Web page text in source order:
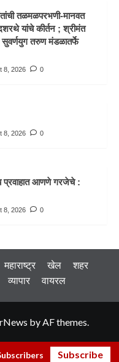
तळमळपरभणी-मानवत
यांचे कीर्तन ; श्रीमंत
तरुण मंडळातर्फे
8, 2026 0
8, 2026 0
प्रवाहात आणणे गरजेचे :
8, 2026 0
महाराष्ट्र खेल
शहर
व्यापार वायरल
by AF themes.
Subscribe